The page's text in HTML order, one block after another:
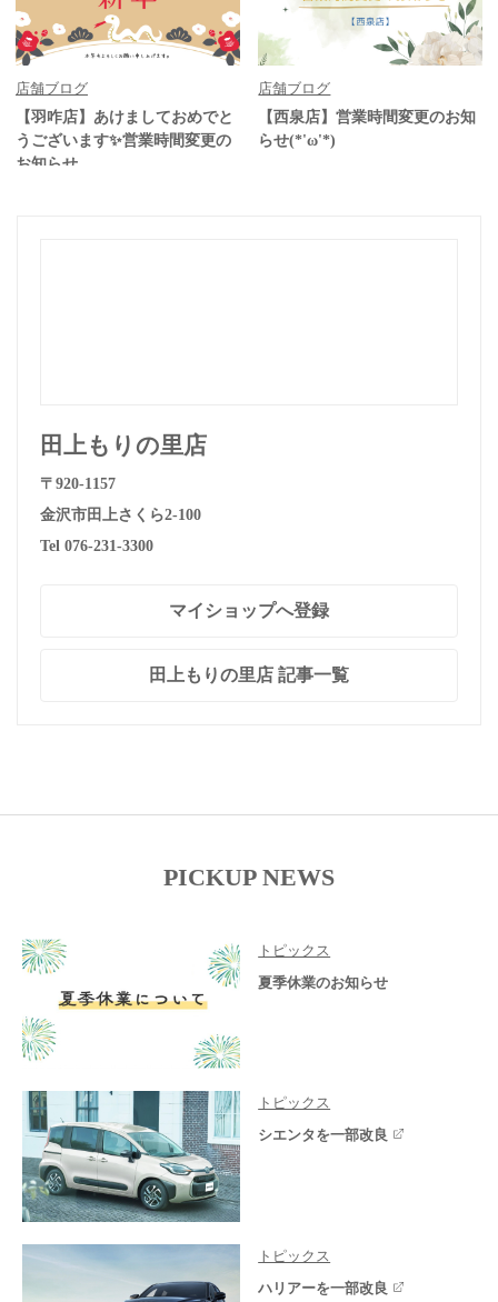
店舗ブログ
【羽咋店】あけましておめでと
うございます✨営業時間変更の
お知らせ
店舗ブログ
【西泉店】営業時間変更のお知
らせ(*'ω'*)
田上もりの里店
〒920-1157
金沢市田上さくら2-100
Tel 076-231-3300
マイショップへ登録
田上もりの里店 記事一覧
PICKUP NEWS
トピックス
夏季休業のお知らせ
トピックス
シエンタを一部改良
トピックス
ハリアーを一部改良